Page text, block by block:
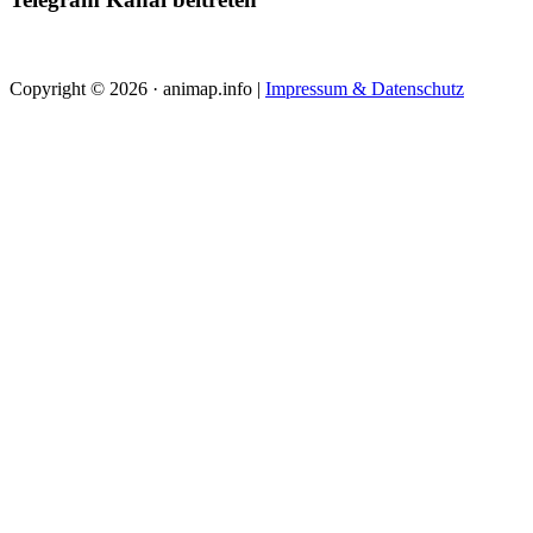
Copyright © 2026 · animap.info | Impressum & Datenschutz